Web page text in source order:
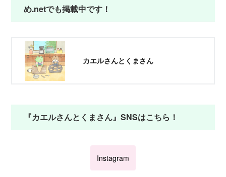
め.netでも掲載中です！
カエルさんとくまさん
『カエルさんとくまさん』SNSはこちら！
Instagram